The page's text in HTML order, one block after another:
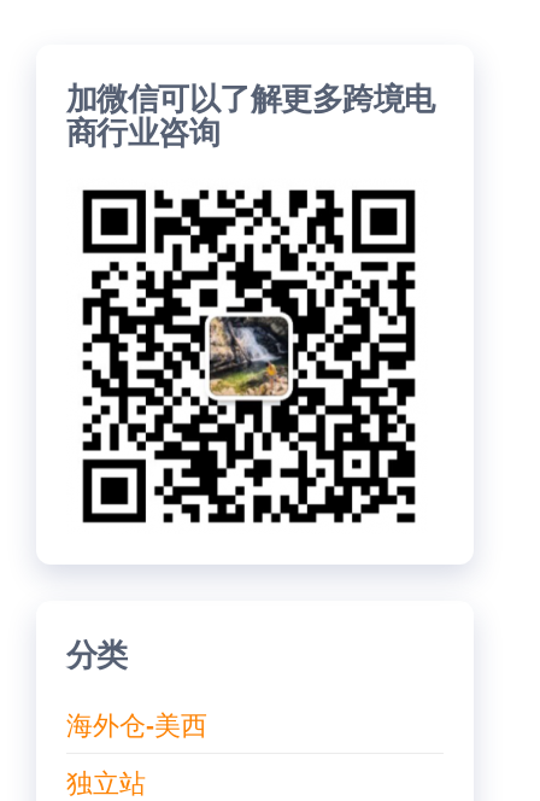
加微信可以了解更多跨境电
商行业咨询
分类
海外仓-美西
独立站